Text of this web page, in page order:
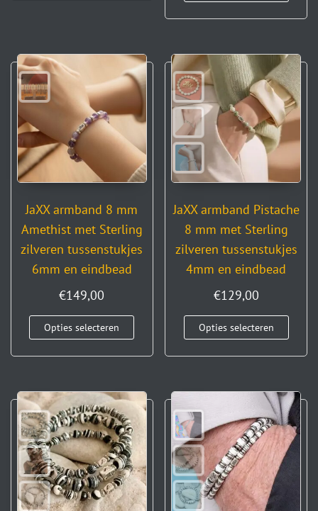
JaXX armband 8 mm
Amethist met Sterling
zilveren tussenstukjes
6mm en eindbead
€149,00
Opties selecteren
JaXX armband Pistache
8 mm met Sterling
zilveren tussenstukjes
4mm en eindbead
€129,00
Opties selecteren